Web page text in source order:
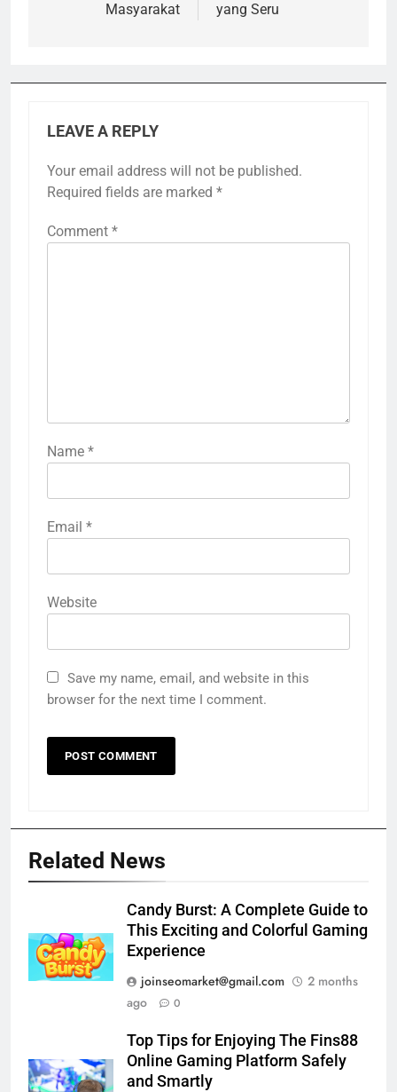
Masyarakat
yang Seru
LEAVE A REPLY
Your email address will not be published.
Required fields are marked *
Comment *
Name *
Email *
Website
Save my name, email, and website in this
browser for the next time I comment.
Related News
Candy Burst: A Complete Guide to
This Exciting and Colorful Gaming
Experience
joinseomarket@gmail.com
2 months
ago
0
Top Tips for Enjoying The Fins88
Online Gaming Platform Safely
and Smartly